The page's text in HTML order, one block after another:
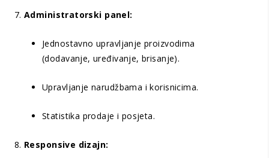
Administratorski panel:
Jednostavno upravljanje proizvodima
(dodavanje, uređivanje, brisanje).
Upravljanje narudžbama i korisnicima.
Statistika prodaje i posjeta.
Responsive dizajn: